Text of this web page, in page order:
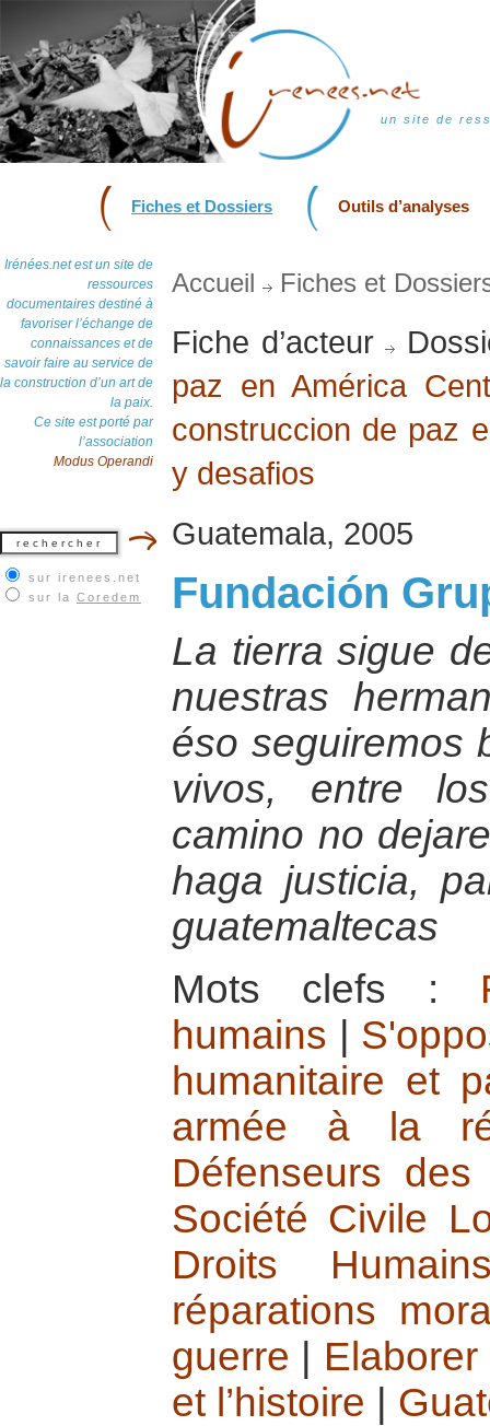
un site de
Fiches et Dossiers Outils d’analyses
Irénées.net est un site de
ressources
documentaires destiné à
favoriser l’échange de
connaissances et de
savoir faire au service de
la construction d’un art de
la paix.
Ce site est porté par
l’association
Modus Operandi
sur irenees.net
sur la Coredem
Accueil Fiches et
Fiche d’acteur
paz en América
construccion de paz
y desafios
Guatemala, 2005
Fundación
La tierra sigue
nuestras
éso seguiremos
vivos, entre
camino no
haga justicia,
guatemaltecas
Mots clefs :
humains
humanitaire et
armée à la
Défenseurs
Société Civile
Droits
réparations
guerre
et l’histoire